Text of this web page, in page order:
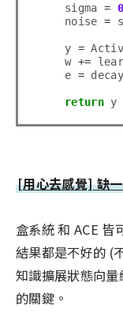
    sigma
=
    noise
=
    y
=
    w
+=
    e
= decay
return
[用心去感覺] 缺
盒系統 和 ACE 皆
結果都是不好的 (
知識擴展狀態向
的關鍵。